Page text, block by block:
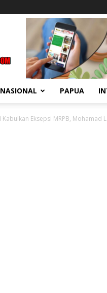
NASIONAL PAPUA
Kabulkan Eksepsi MRPB, Mohamad